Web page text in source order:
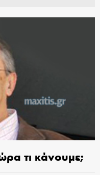
τι κάνουμε;